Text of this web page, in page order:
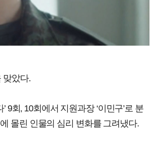
맞았다.
9회, 10회에서 지원과장 ‘이민구’로 분
몰린 인물의 심리 변화를 그려냈다.